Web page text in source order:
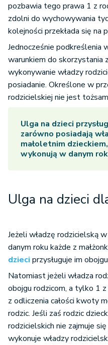
pozbawia tego prawa 1 z
zdolni do wychowywania
kolejności przekłada się na
Jednocześnie podkreślenia
warunkiem do skorzystania
wykonywanie władzy
posiadanie. Określone w
rodzicielskiej nie jest
Ulga na dzieci
zarówno posiadają
małoletnim
wykonują w danym
Ulga na dzieci
Jeżeli władzę rodzicielską
danym roku każde z
dzieci przysługuje im
Natomiast jeżeli władza
obojgu rodzicom, a tylko 1
z odliczenia całości kwoty
rodzic. Jeśli zaś rodzic
rodzicielskich nie zajmuje
wykonuje władzy